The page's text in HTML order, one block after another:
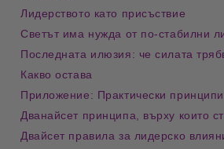
Лидерството като присъствие
Светът има нужда от по-стабилни
Последната илюзия: че силата
Какво остава
Приложение: Практически
Дванайсет принципа, върху които
Двайсет правила за лидерско